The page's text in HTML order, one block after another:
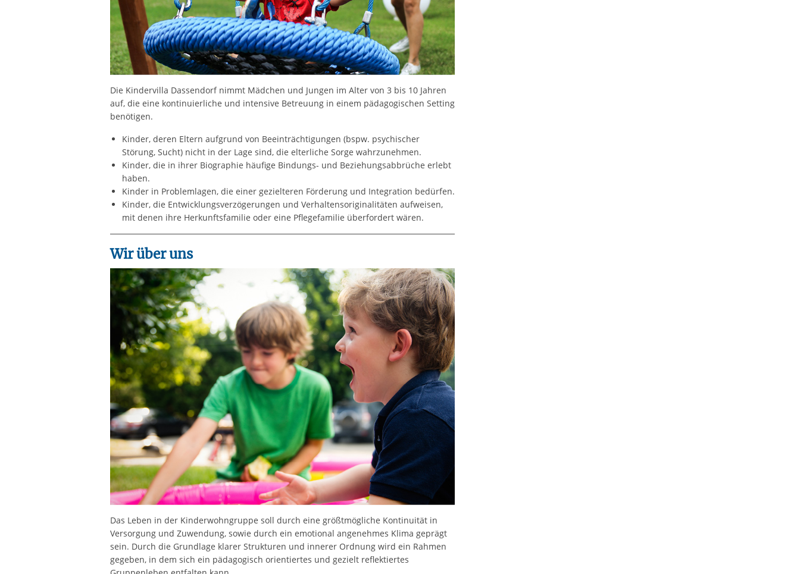
Die Kindervilla Dassendorf nimmt Mädchen und Jungen im Alter von 3 bis 10 Jahren
auf, die eine kontinuierliche und intensive Betreuung in einem pädagogischen Setting
benötigen.
Kinder, deren Eltern aufgrund von Beeinträchtigungen (bspw. psychischer
Störung, Sucht) nicht in der Lage sind, die elterliche Sorge wahrzunehmen.
Kinder, die in ihrer Biographie häufige Bindungs- und Beziehungsabbrüche erlebt
haben.
Kinder in Problemlagen, die einer gezielteren Förderung und Integration bedürfen.
Kinder, die Entwicklungsverzögerungen und Verhaltensoriginalitäten aufweisen,
mit denen ihre Herkunftsfamilie oder eine Pflegefamilie überfordert wären.
Wir über uns
Das Leben in der Kinderwohngruppe soll durch eine größtmögliche Kontinuität in
Versorgung und Zuwendung, sowie durch ein emotional angenehmes Klima geprägt
sein. Durch die Grundlage klarer Strukturen und innerer Ordnung wird ein Rahmen
gegeben, in dem sich ein pädagogisch orientiertes und gezielt reflektiertes